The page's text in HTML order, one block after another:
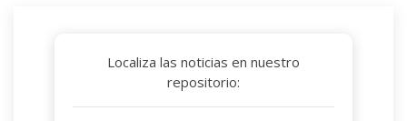
Localiza las noticias en nuestro
repositorio: